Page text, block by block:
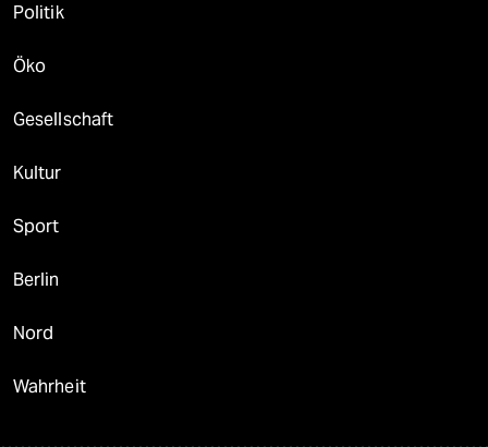
Politik
Öko
Gesellschaft
Kultur
Sport
Berlin
Nord
Wahrheit